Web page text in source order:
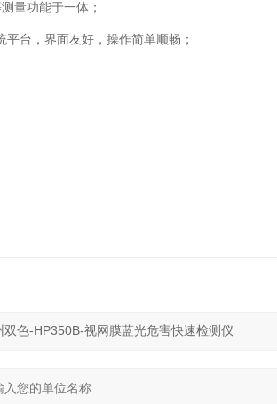
量功能于一体；
台，界面友好，操作简单顺畅；